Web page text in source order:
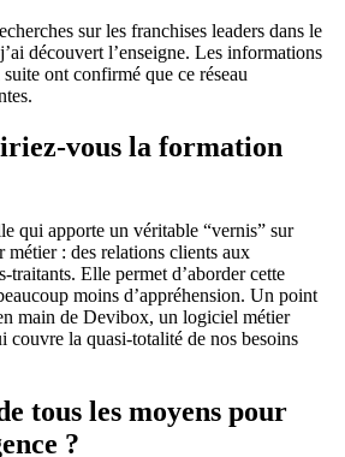
sur les franchises leaders dans le
découvert l’enseigne. Les informations
ont confirmé que ce réseau
vous la formation
qui apporte un véritable “vernis” sur
métier : des relations clients aux
traitants. Elle permet d’aborder cette
moins d’appréhension. Un point
main de Devibox, un logiciel métier
couvre la quasi-totalité de nos besoins
tous les moyens pour
?